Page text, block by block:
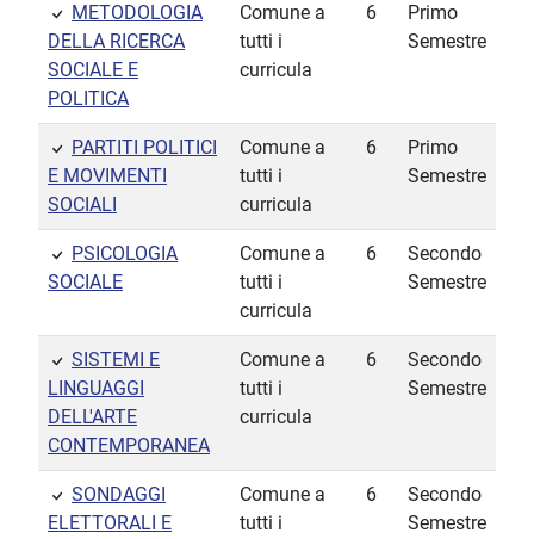
METODOLOGIA
DELLA RICERCA
SOCIALE E
POLITICA
Comune a
tutti i
curricula
6
Primo
Semestre
PARTITI POLITICI
E MOVIMENTI
SOCIALI
Comune a
tutti i
curricula
6
Primo
Semestre
PSICOLOGIA
SOCIALE
Comune a
tutti i
curricula
6
Secondo
Semestre
SISTEMI E
LINGUAGGI
DELL'ARTE
CONTEMPORANEA
Comune a
tutti i
curricula
6
Secondo
Semestre
SONDAGGI
ELETTORALI E
Comune a
tutti i
6
Secondo
Semestre